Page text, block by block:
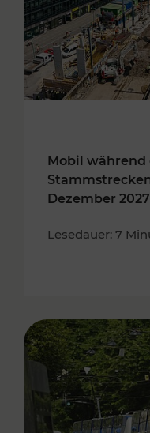
Mobil während
Dezember 2027
Lesedauer: 7